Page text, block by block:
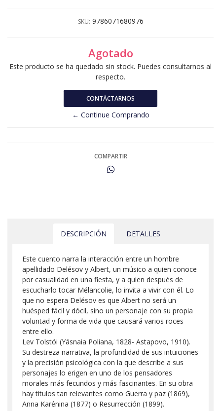
SKU: 9786071680976
Agotado
Este producto se ha quedado sin stock. Puedes consultarnos al
respecto.
CONTÁCTARNOS
← Continue Comprando
COMPARTIR
DESCRIPCIÓN DETALLES
Este cuento narra la interacción entre un hombre
apellidado Delésov y Albert, un músico a quien conoce
por casualidad en una fiesta, y a quien después de
escucharlo tocar Mélancolie, lo invita a vivir con él. Lo
que no espera Delésov es que Albert no será un
huésped fácil y dócil, sino un personaje con su propia
voluntad y forma de vida que causará varios roces
entre ello.
Lev Tolstói (Yásnaia Poliana, 1828- Astapovo, 1910).
Su destreza narrativa, la profundidad de sus intuiciones
y la precisión psicológica con la que describe a sus
personajes lo erigen en uno de los pensadores
morales más fecundos y más fascinantes. En su obra
hay títulos tan relevantes como Guerra y paz (1869),
Anna Karénina (1877) o Resurrección (1899).